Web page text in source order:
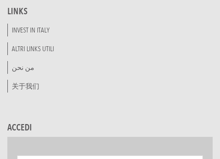
LINKS
INVEST IN ITALY
ALTRI LINKS UTILI
من نحن
关于我们
ACCEDI